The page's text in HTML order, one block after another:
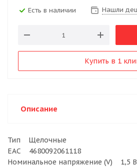
Есть в наличии Нашли
Купить в 1
Описание
Тип Щелочные
ЕАС 4680092061118
Номинальное напряжение (V) 1,5 В